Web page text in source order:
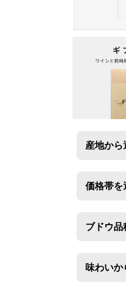
産地から
価格帯を
ブドウ品
味わいか